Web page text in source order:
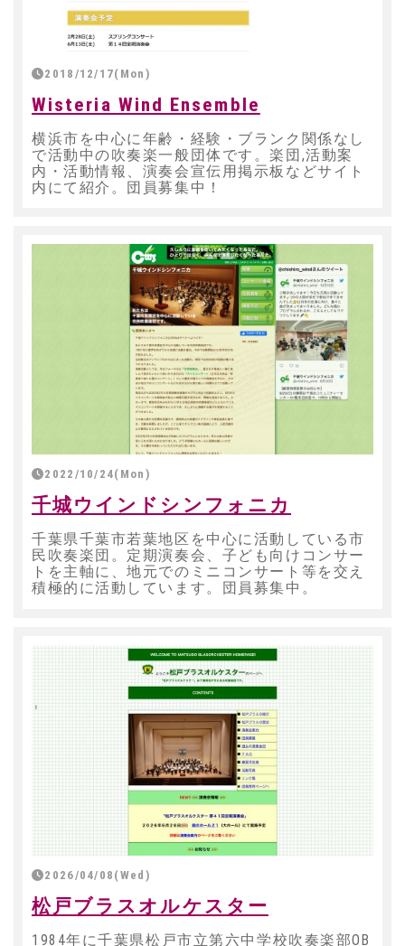
2018/12/17(Mon)
Wisteria Wind Ensemble
横浜市を中心に年齢・経験・ブランク関係なし
で活動中の吹奏楽一般団体です。楽団,活動案
内・活動情報、演奏会宣伝用掲示板などサイト
内にて紹介。団員募集中！
2022/10/24(Mon)
千城ウインドシンフォニカ
千葉県千葉市若葉地区を中心に活動している市
民吹奏楽団。定期演奏会、子ども向けコンサー
トを主軸に、地元でのミニコンサート等を交え
積極的に活動しています。団員募集中。
2026/04/08(Wed)
松戸ブラスオルケスター
1984年に千葉県松戸市立第六中学校吹奏楽部OB